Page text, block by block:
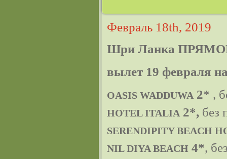
Февраль 18th, 2019
Шри Ланка
вылет 19 февраля
OASIS WADDUWA 2* ,
HOTEL ITALIA 2*, без
SERENDIPITY BEACH
NIL DIYA BEACH 4*,